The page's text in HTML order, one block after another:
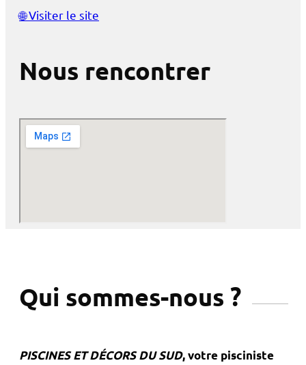
🌐Visiter le site
Nous rencontrer
Qui sommes-nous ?
PISCINES ET DÉCORS DU SUD, votre pisciniste